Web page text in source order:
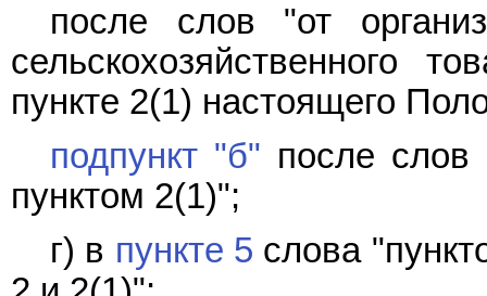
после слов "от
сельскохозяйственного
пункте 2(1) настоящего
подпункт "б" после слов
пунктом 2(1)";
г) в пункте 5 слова